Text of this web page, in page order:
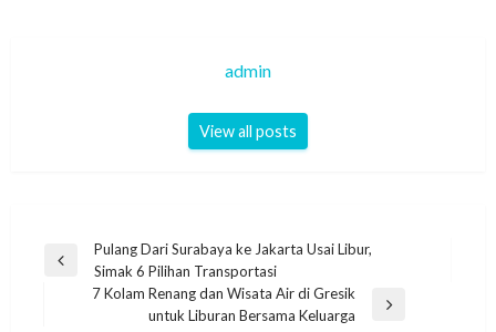
admin
View all posts
Navigasi
Previous
Pulang Dari Surabaya ke Jakarta Usai Libur,
Simak 6 Pilihan Transportasi
7 Kolam Renang dan Wisata Air di Gresik
untuk Liburan Bersama Keluarga